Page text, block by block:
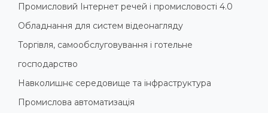
Промисловий Інтернет речей і промисловості 4.0
Обладнання для систем відеонагляду
Торгівля, самообслуговування і готельне
господарство
Навколишнє середовище та інфраструктура
Промислова автоматизація